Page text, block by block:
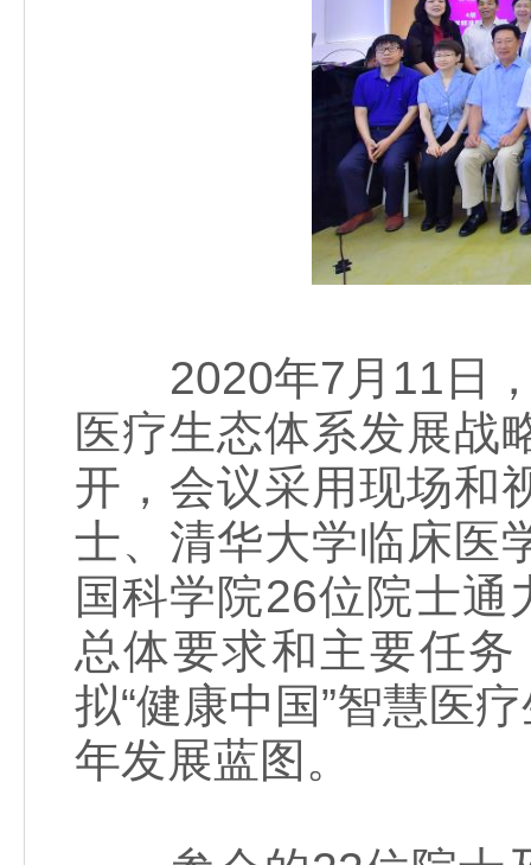
2020年7月11日，
医疗生态体系发展战
开，会议采用现场和
士、清华大学临床医
国科学院26位院士通
总体要求和主要任
拟“健康中国”智慧医
年发展蓝图。